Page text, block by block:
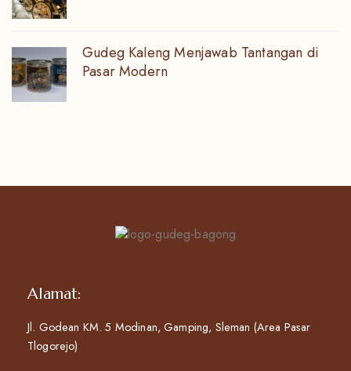
Gudeg Kaleng Menjawab Tantangan di
Pasar Modern
Alamat:
Jl. Godean KM. 5 Modinan, Gamping, Sleman (Area Pasar
Tlogorejo)